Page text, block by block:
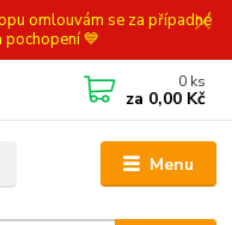
omlouvám se za případné
pochopení 💙
Menu
0 ks
za 0,00 Kč